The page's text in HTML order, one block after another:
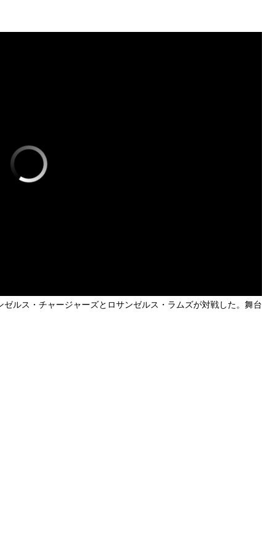
ルス・チャージャーズとロサンゼルス・ラムズが対戦した。舞台